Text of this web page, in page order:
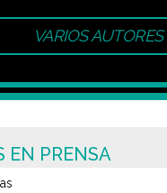
VARIOS AUTORES
EN PRENSA